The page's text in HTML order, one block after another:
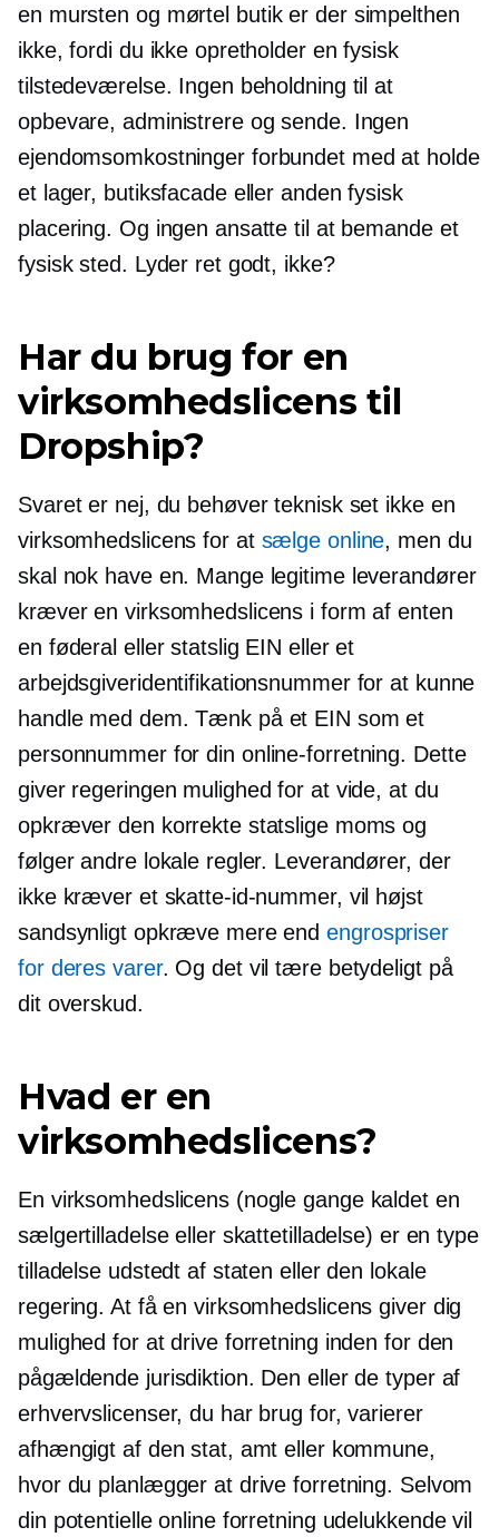
en mursten og mørtel butik er der simpelthen
ikke, fordi du ikke opretholder en fysisk
tilstedeværelse. Ingen beholdning til at
opbevare, administrere og sende. Ingen
ejendomsomkostninger forbundet med at holde
et lager, butiksfacade eller anden fysisk
placering. Og ingen ansatte til at bemande et
fysisk sted. Lyder ret godt, ikke?
Har du brug for en
virksomhedslicens til
Dropship?
Svaret er nej, du behøver teknisk set ikke en
virksomhedslicens for at sælge online, men du
skal nok have en. Mange legitime leverandører
kræver en virksomhedslicens i form af enten
en føderal eller statslig EIN eller et
arbejdsgiveridentifikationsnummer for at kunne
handle med dem. Tænk på et EIN som et
personnummer for din online-forretning. Dette
giver regeringen mulighed for at vide, at du
opkræver den korrekte statslige moms og
følger andre lokale regler. Leverandører, der
ikke kræver et skatte-id-nummer, vil højst
sandsynligt opkræve mere endengrospriser
for deres varer. Og det vil tære betydeligt på
dit overskud.
Hvad er en
virksomhedslicens?
En virksomhedslicens (nogle gange kaldet en
sælgertilladelse eller skattetilladelse) er en type
tilladelse udstedt af staten eller den lokale
regering. At få en virksomhedslicens giver dig
mulighed for at drive forretning inden for den
pågældende jurisdiktion. Den eller de typer af
erhvervslicenser, du har brug for, varierer
afhængigt af den stat, amt eller kommune,
hvor du planlægger at drive forretning. Selvom
din potentielle online forretning udelukkende vil